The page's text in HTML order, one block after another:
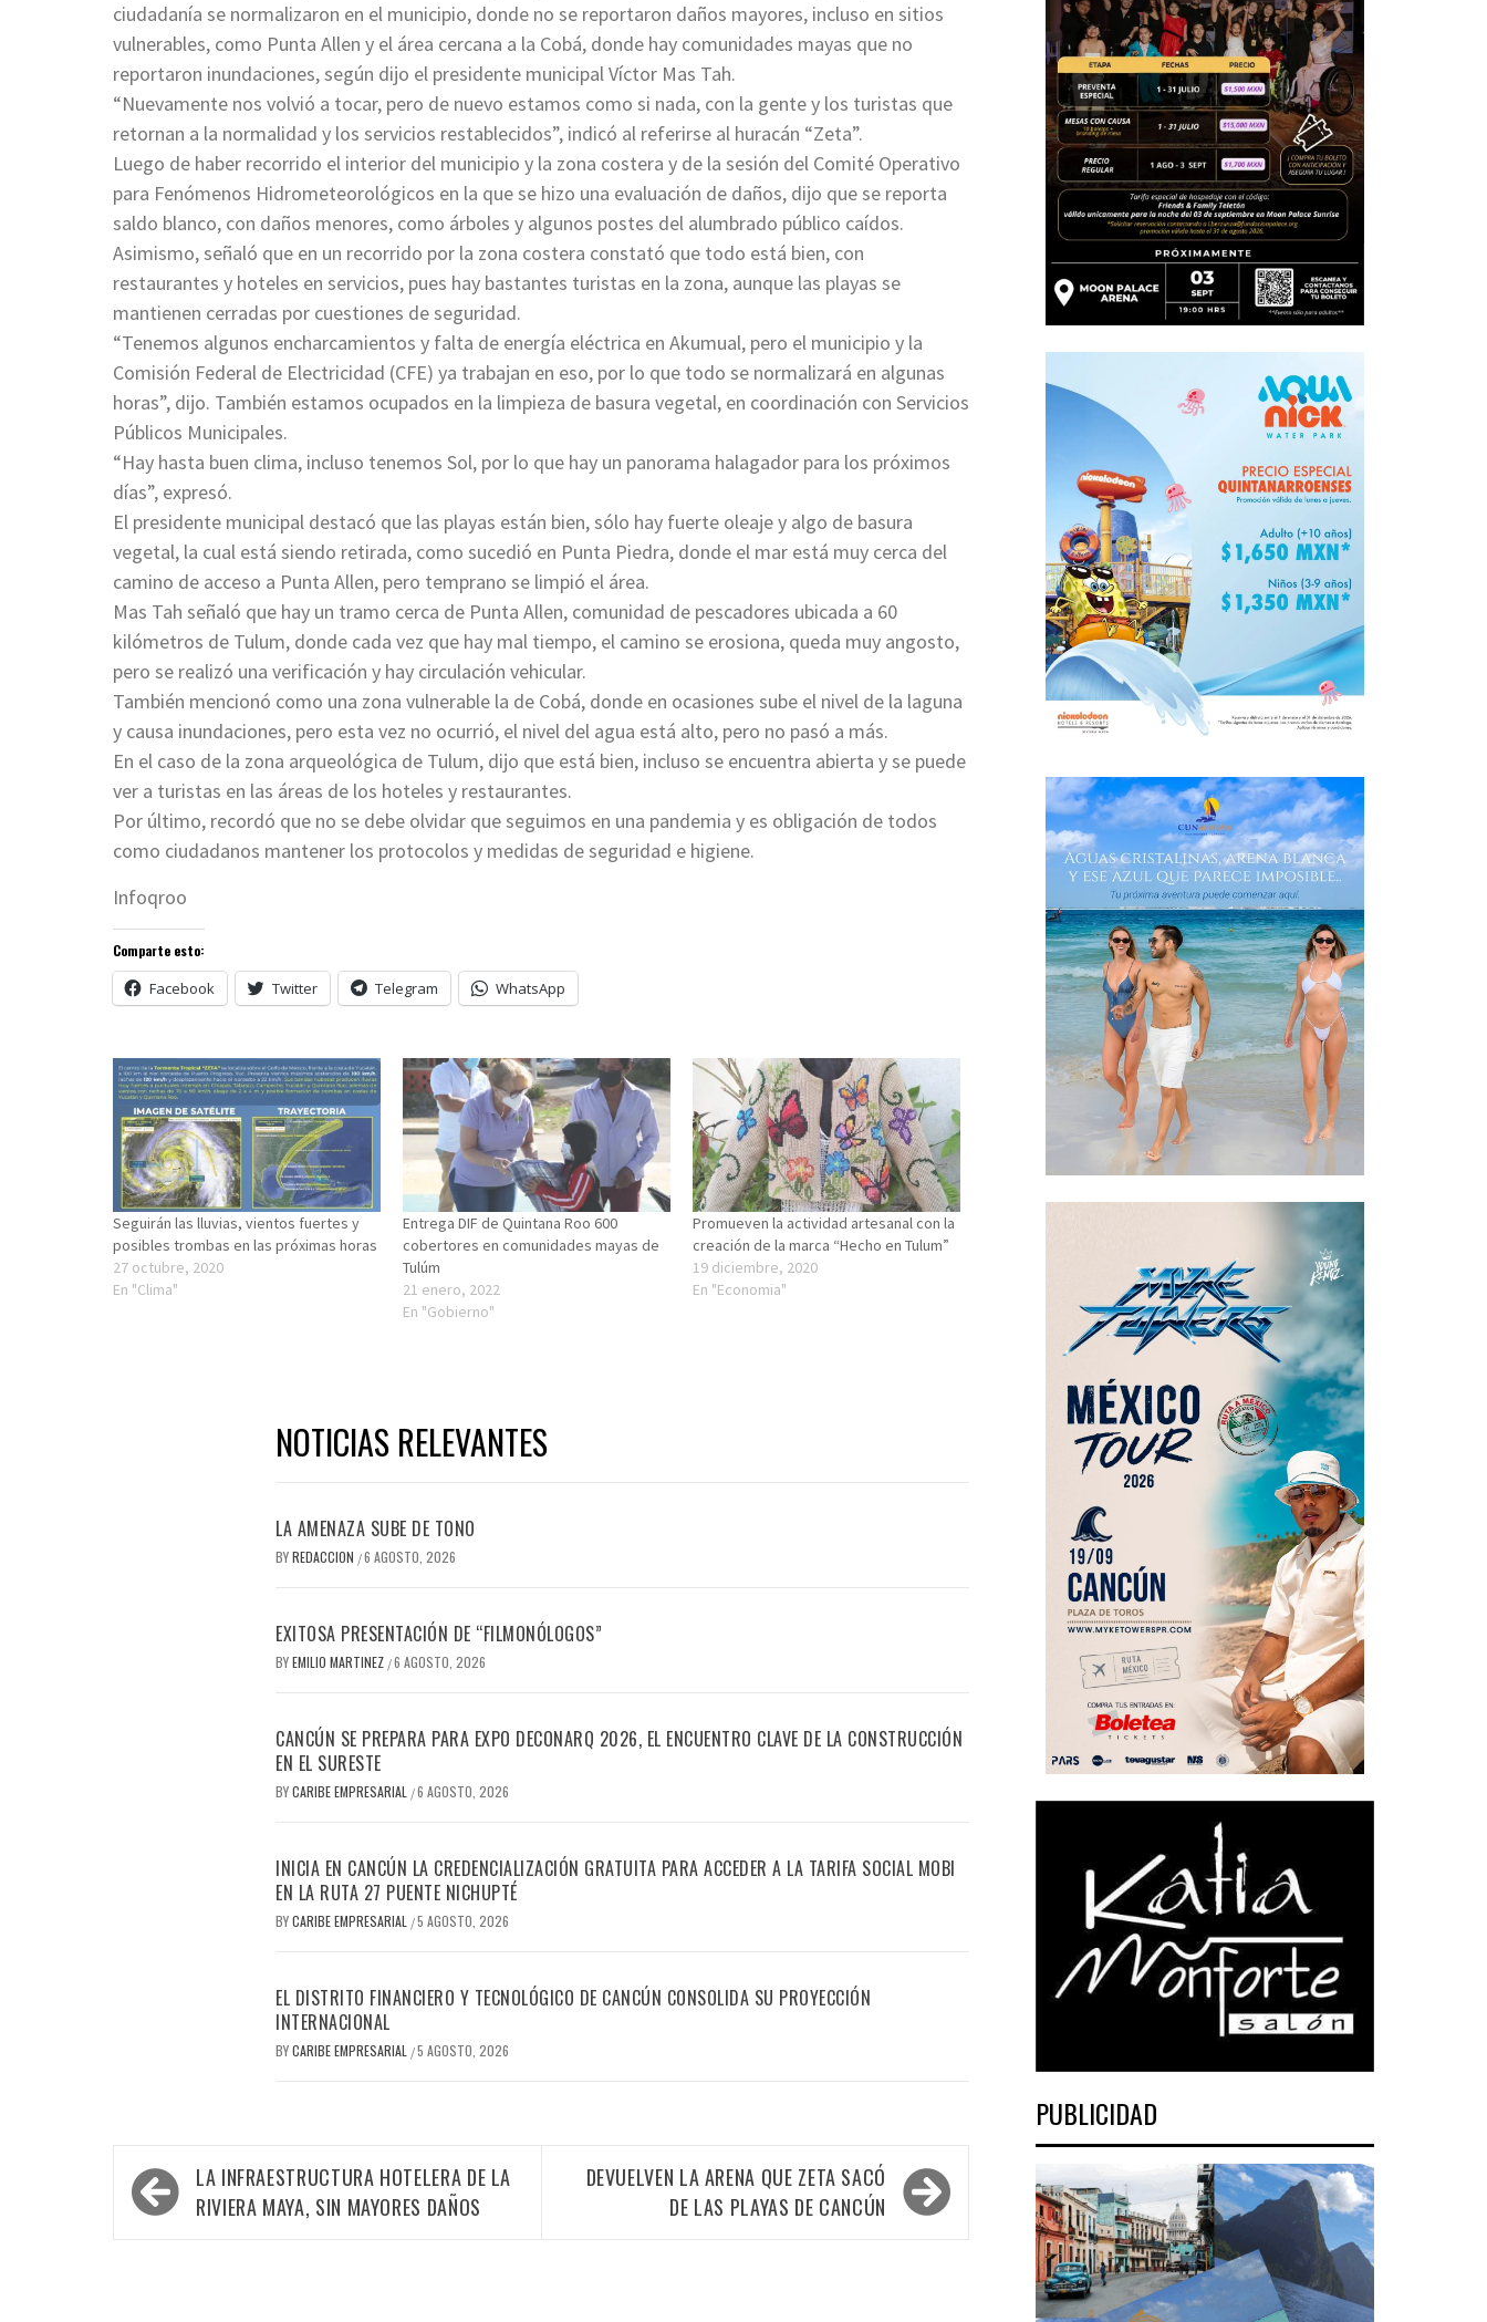
ciudadanía se normalizaron en el municipio, donde no se reportaron daños mayores, incluso en sitios
vulnerables, como Punta Allen y el área cercana a la Cobá, donde hay comunidades mayas que no
reportaron inundaciones, según dijo el presidente municipal Víctor Mas Tah.
“Nuevamente nos volvió a tocar, pero de nuevo estamos como si nada, con la gente y los turistas que
retornan a la normalidad y los servicios restablecidos”, indicó al referirse al huracán “Zeta”.
Luego de haber recorrido el interior del municipio y la zona costera y de la sesión del Comité Operativo
para Fenómenos Hidrometeorológicos en la que se hizo una evaluación de daños, dijo que se reporta
saldo blanco, con daños menores, como árboles y algunos postes del alumbrado público caídos.
Asimismo, señaló que en un recorrido por la zona costera constató que todo está bien, con
restaurantes y hoteles en servicios, pues hay bastantes turistas en la zona, aunque las playas se
mantienen cerradas por cuestiones de seguridad.
“Tenemos algunos encharcamientos y falta de energía eléctrica en Akumual, pero el municipio y la
Comisión Federal de Electricidad (CFE) ya trabajan en eso, por lo que todo se normalizará en algunas
horas”, dijo. También estamos ocupados en la limpieza de basura vegetal, en coordinación con Servicios
Públicos Municipales.
“Hay hasta buen clima, incluso tenemos Sol, por lo que hay un panorama halagador para los próximos
días”, expresó.
El presidente municipal destacó que las playas están bien, sólo hay fuerte oleaje y algo de basura
vegetal, la cual está siendo retirada, como sucedió en Punta Piedra, donde el mar está muy cerca del
camino de acceso a Punta Allen, pero temprano se limpió el área.
Mas Tah señaló que hay un tramo cerca de Punta Allen, comunidad de pescadores ubicada a 60
kilómetros de Tulum, donde cada vez que hay mal tiempo, el camino se erosiona, queda muy angosto,
pero se realizó una verificación y hay circulación vehicular.
También mencionó como una zona vulnerable la de Cobá, donde en ocasiones sube el nivel de la laguna
y causa inundaciones, pero esta vez no ocurrió, el nivel del agua está alto, pero no pasó a más.
En el caso de la zona arqueológica de Tulum, dijo que está bien, incluso se encuentra abierta y se puede
ver a turistas en las áreas de los hoteles y restaurantes.
Por último, recordó que no se debe olvidar que seguimos en una pandemia y es obligación de todos
como ciudadanos mantener los protocolos y medidas de seguridad e higiene.
Infoqroo
Comparte esto:
Facebook Twitter Telegram WhatsApp
Seguirán las lluvias, vientos fuertes y
posibles trombas en las próximas horas
27 octubre, 2020
En "Clima"
Entrega DIF de Quintana Roo 600
cobertores en comunidades mayas de
Tulúm
21 enero, 2022
En "Gobierno"
Promueven la actividad artesanal con la
creación de la marca “Hecho en Tulum”
19 diciembre, 2020
En "Economia"
NOTICIAS RELEVANTES
LA AMENAZA SUBE DE TONO
BYREDACCION /6 AGOSTO, 2026
EXITOSA PRESENTACIÓN DE “FILMONÓLOGOS”
BYEMILIO MARTINEZ /6 AGOSTO, 2026
CANCÚN SE PREPARA PARA EXPO DECONARQ 2026, EL ENCUENTRO CLAVE DE LA CONSTRUCCIÓN
EN EL SURESTE
BYCARIBE EMPRESARIAL /6 AGOSTO, 2026
INICIA EN CANCÚN LA CREDENCIALIZACIÓN GRATUITA PARA ACCEDER A LA TARIFA SOCIAL MOBI
EN LA RUTA 27 PUENTE NICHUPTÉ
BYCARIBE EMPRESARIAL /5 AGOSTO, 2026
EL DISTRITO FINANCIERO Y TECNOLÓGICO DE CANCÚN CONSOLIDA SU PROYECCIÓN
INTERNACIONAL
BYCARIBE EMPRESARIAL /5 AGOSTO, 2026
Navegación
de
LA INFRAESTRUCTURA HOTELERA DE LA
RIVIERA MAYA, SIN MAYORES DAÑOS
DEVUELVEN LA ARENA QUE ZETA SACÓ
DE LAS PLAYAS DE CANCÚN
PUBLICIDAD